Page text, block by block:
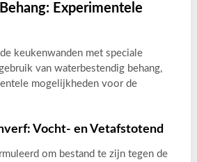
Experimentele
keukenwanden met speciale
van waterbestendig behang,
mogelijkheden voor de
Vocht- en Vetafstotend
om bestand te zijn tegen de